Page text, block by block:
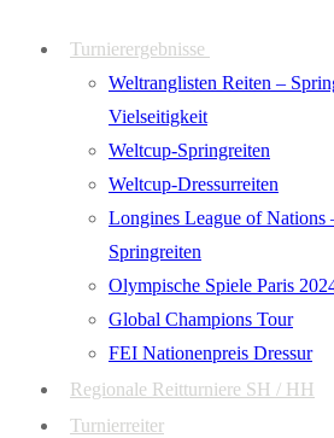
Turnierergebnisse
Weltranglisten Reiten –
Vielseitigkeit
Weltcup-Springreiten
Weltcup-Dressurreiten
Longines League of Nations
Springreiten
Olympische Spiele Paris
Global Champions Tour
FEI Nationenpreis Dressur
Regionale Reitturniere SH / HH
Turnierreiter